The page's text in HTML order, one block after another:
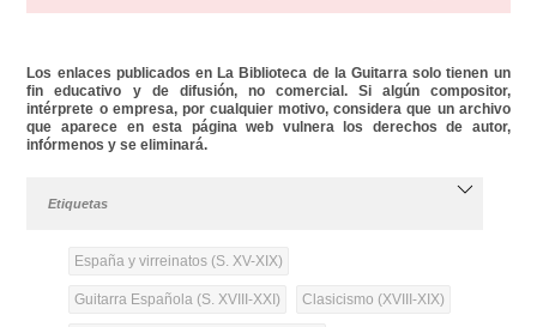
Los enlaces publicados en La Biblioteca de la Guitarra solo tienen un
fin educativo y de difusión, no comercial. Si algún compositor,
intérprete o empresa, por cualquier motivo, considera que un archivo
que aparece en esta página web vulnera los derechos de autor,
infórmenos y se eliminará.
Etiquetas
España y virreinatos (S. XV-XIX)
Guitarra Española (S. XVIII-XXI) Clasicismo (XVIII-XIX)